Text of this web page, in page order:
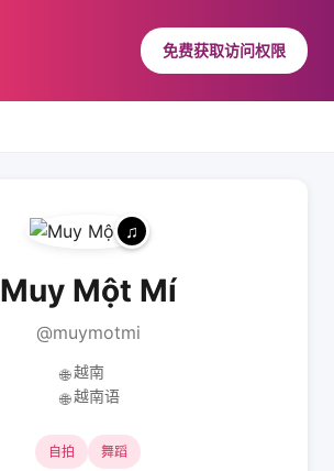
免费获取访问权限
Muy Một Mí
@muymotmi
🌐 越南
🌐 越南语
自拍 舞蹈